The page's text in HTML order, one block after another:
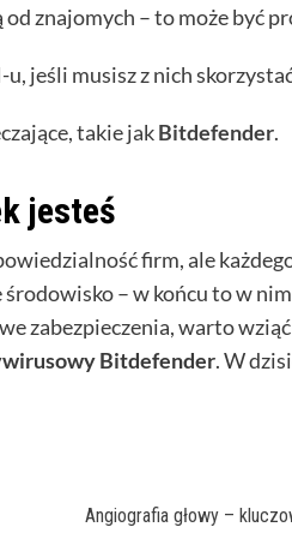
znajomych – to może być
jeśli musisz z nich
takie jakBitdefender.
jesteś
firm, ale
– w końcu to w
zabezpieczenia, warto
Bitdefender. W
Angiografia głowy –